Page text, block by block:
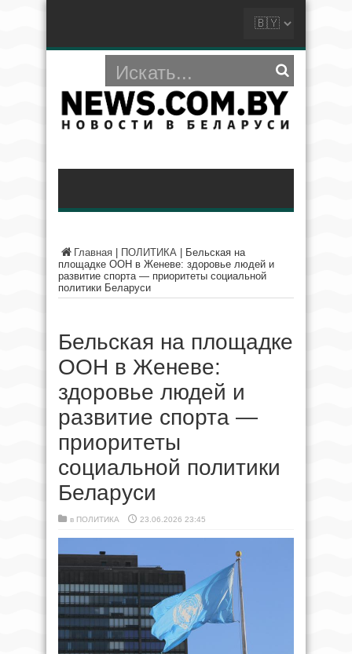
Главная ПОЛИТИКА
Бельская на
площадке ООН в Женеве: здоровье людей и
развитие спорта — приоритеты социальной
политики Беларуси
Бельская на площадке
ООН в Женеве:
здоровье людей и
развитие спорта —
приоритеты
социальной политики
Беларуси
в ПОЛИТИКА 23.06.2026 23:45